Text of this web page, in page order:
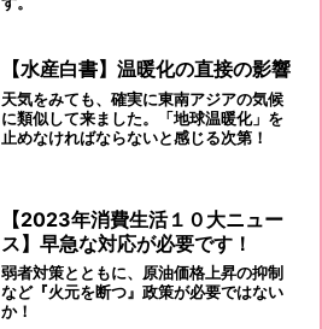
【水産白書】温暖化の直接の影響
天気をみても、確実に東南アジアの気候
に類似して来ました。「地球温暖化」を
止めなければならないと感じる次第！
【2023年消費生活１０大ニュー
ス】早急な対応が必要です！
弱者対策とともに、原油価格上昇の抑制
など『火元を断つ』政策が必要ではない
か！